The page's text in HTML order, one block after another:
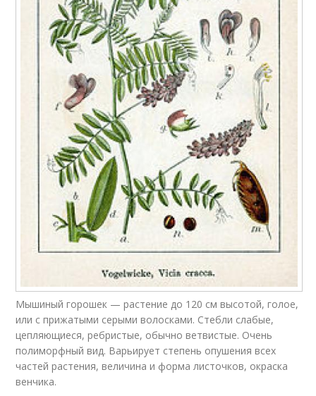
Мышиный горошек — растение до 120 см высотой, голое,
или с прижатыми серыми волосками. Стебли слабые,
цепляющиеся, ребристые, обычно ветвистые. Очень
полиморфный вид. Варьирует степень опушения всех
частей растения, величина и форма листочков, окраска
венчика.